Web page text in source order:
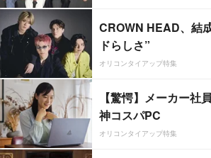
CROWN HEAD、結
ドらしさ”
オリコンタイアップ特集
【驚愕】メーカー社
神コスパPC
オリコンタイアップ特集